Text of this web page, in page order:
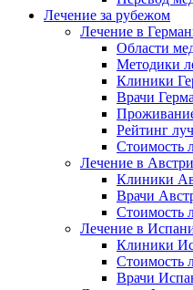
Лечение за рубежом
Лечение в
Области
Методики
Клиники
Врачи
Рейтинг
Стоимость
Лечение в
Клиники
Врачи
Стоимость
Лечение в
Клиники
Стоимость
Врачи